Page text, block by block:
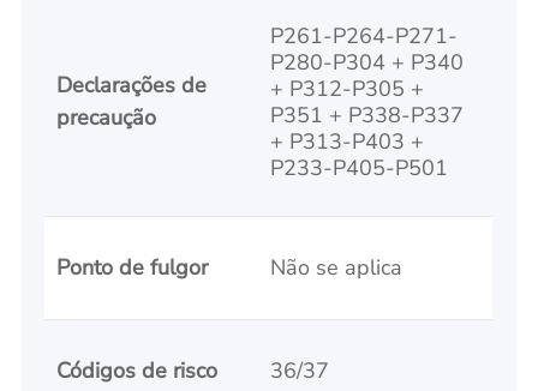
Declarações de
precaução
P261-P264-P271-
P280-P304 + P340
+ P312-P305 +
P351 + P338-P337
+ P313-P403 +
P233-P405-P501
Ponto de fulgor Não se aplica
Códigos de risco 36/37